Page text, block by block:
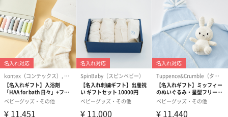
ッタリの睡眠と環境を創り出せること間違いなし。お子様だけで
なく、ご自身にもお試しあれ！
機能
8種類の心地よい音
8種類の音の中からベビーが最も安心して入眠できる音をお選びい